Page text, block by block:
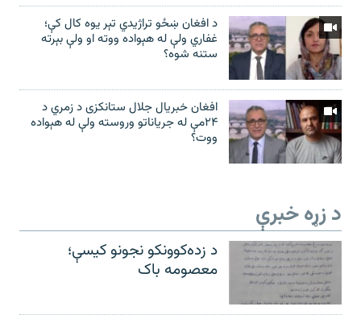
د افغان ښځو تراژیدي تېر یوه کال کې؛
غفاري ولې له هېواده ووته او ولې بېرته
ستنه شوه؟
افغان خبریال جلال ستانکزی د زمري د
۲۴مې له جریاناتو وروسته ولې له هېواده
ووت؟
د زړه خبرې
د زده‌کوونکو نجونو کیسې؛
معصومه باک